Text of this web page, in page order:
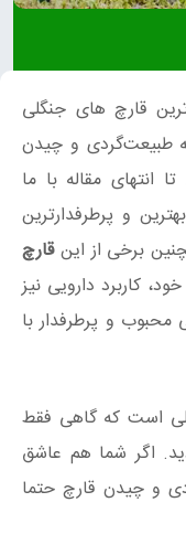
قارچ های جنگلی
طبیعت‌گردی و چیدن
انتهای مقاله با ما
و پرطرفدارترین
برخی از اینقارچ
کاربرد دارویی نیز
محبوب و پرطرفدار با
است که گاهی فقط
اگر شما هم عاشق
و چیدن قارچ حتما